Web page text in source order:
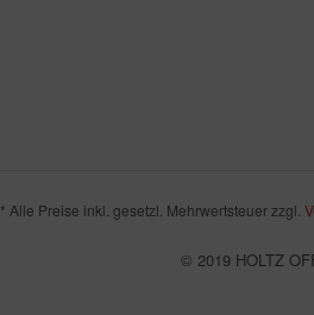
* Alle Preise inkl. gesetzl. Mehrwertsteuer zzgl.
© 2019 HOLTZ